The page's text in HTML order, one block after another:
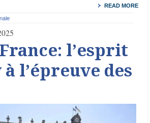
READ MORE
l’esprit
l’épreuve des